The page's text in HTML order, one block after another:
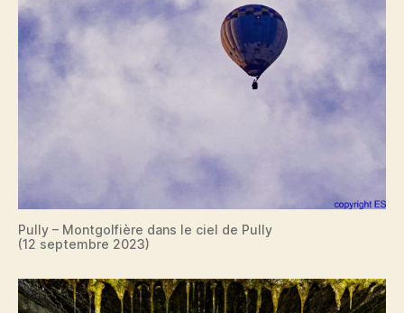
Pully – Montgolfière dans le ciel de Pully
(12 septembre 2023)